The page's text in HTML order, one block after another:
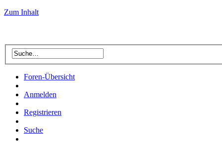
Zum Inhalt
Foren-Übersicht
Anmelden
Registrieren
Suche